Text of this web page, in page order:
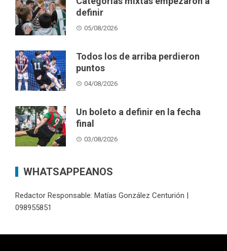
definir
05/08/2026
Todos los de arriba perdieron
puntos
04/08/2026
Un boleto a definir en la fecha
final
03/08/2026
WHATSAPPEANOS
Redactor Responsable: Matías González Centurión |
098955851